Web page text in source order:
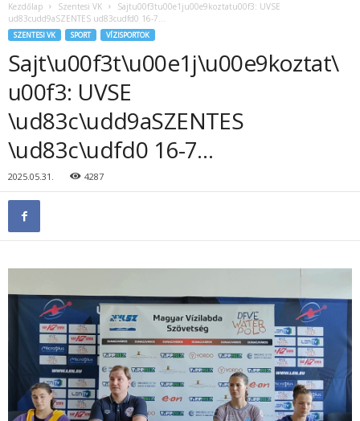
Kezdőlap Szentesi VK
Sajtu00f3tu00e1ju00e9koztatu00f3: UVSE
ud83cudd9aSZENTES ud83cudfd0 16-7…
SZENTESI VK SPORT VÍZISPORTOK
Sajt\u00f3t\u00e1j\u00e9koztat\
u00f3: UVSE
\ud83c\udd9aSZENTES
\ud83c\udfd0 16-7…
2025.05.31. 4287